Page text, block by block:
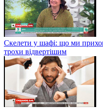
Скелети у шафі: що ми
трохи відвертішим